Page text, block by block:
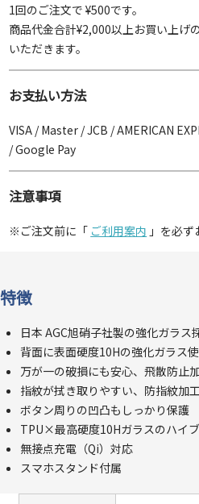
1回のご注文で ¥500です。
商品代金合計¥2,000以上お買い上げ
いただきます。
お支払い方法
VISA / Master / JCB / AMERICAN
/ Google Pay
注意事項
※ご注文前に「 ご利用案内 」を必ず
特徴
日本 AGC旭硝子社製の強化ガラス
背面に表面硬度10Hの強化ガラス
万が一の破損にも安心、飛散防止
指紋が拭き取りやすい、防指紋加工
ボタン周りの凹凸もしっかり保護
TPU×最高硬度10Hガラスのハイ
無接点充電（Qi）対応
スマホスタンド付属